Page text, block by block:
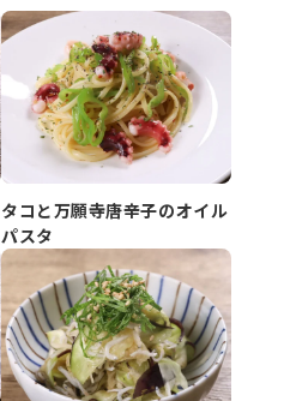
タコと万願寺唐辛子のオイル
パスタ